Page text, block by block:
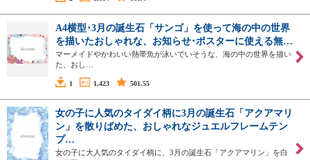
A4横型･3月の誕生石「サンゴ」を使って海の中の世界
を描いたおしゃれな、お知らせ･ポスターに使える無…
マーメイドやかわいい熱帯魚が泳いでいそうな、海の中の世界を描い
た、おし…
1 1,423 501.55
女の子に人気のタイダイ柄に3月の誕生石「アクアマリ
ン」を散りばめた、おしゃれなジュエルフレームテン
プ…
女の子に大人気のタイダイ柄に、3月の誕生石「アクアマリン」を白